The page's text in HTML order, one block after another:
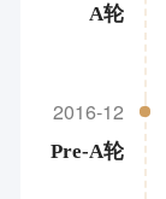
A轮
2016-12
Pre-A轮